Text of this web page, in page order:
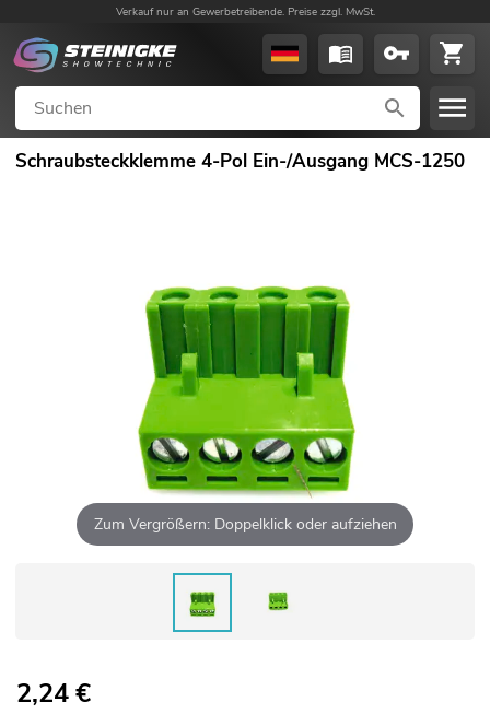
Verkauf nur an Gewerbetreibende. Preise zzgl. MwSt.
Schraubsteckklemme 4-Pol Ein-/Ausgang MCS-1250
Zum Vergrößern: Doppelklick oder aufziehen
2,24€